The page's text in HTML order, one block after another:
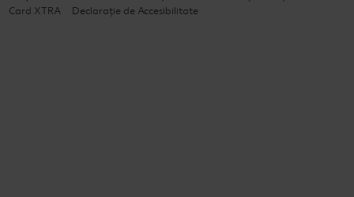
Card XTRA
Declarație de Accesibilitate